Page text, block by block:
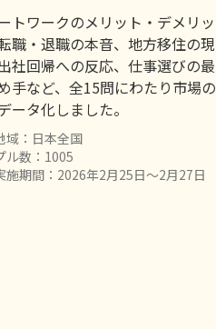
トワークのメリット・デメリッ
職・退職の本音、地方移住の現
社回帰への反応、仕事選びの最
手など、全15問にわたり市場の
ータ化しました。
域：日本全国
ル数：1005
施期間：2026年2月25日〜2月27日